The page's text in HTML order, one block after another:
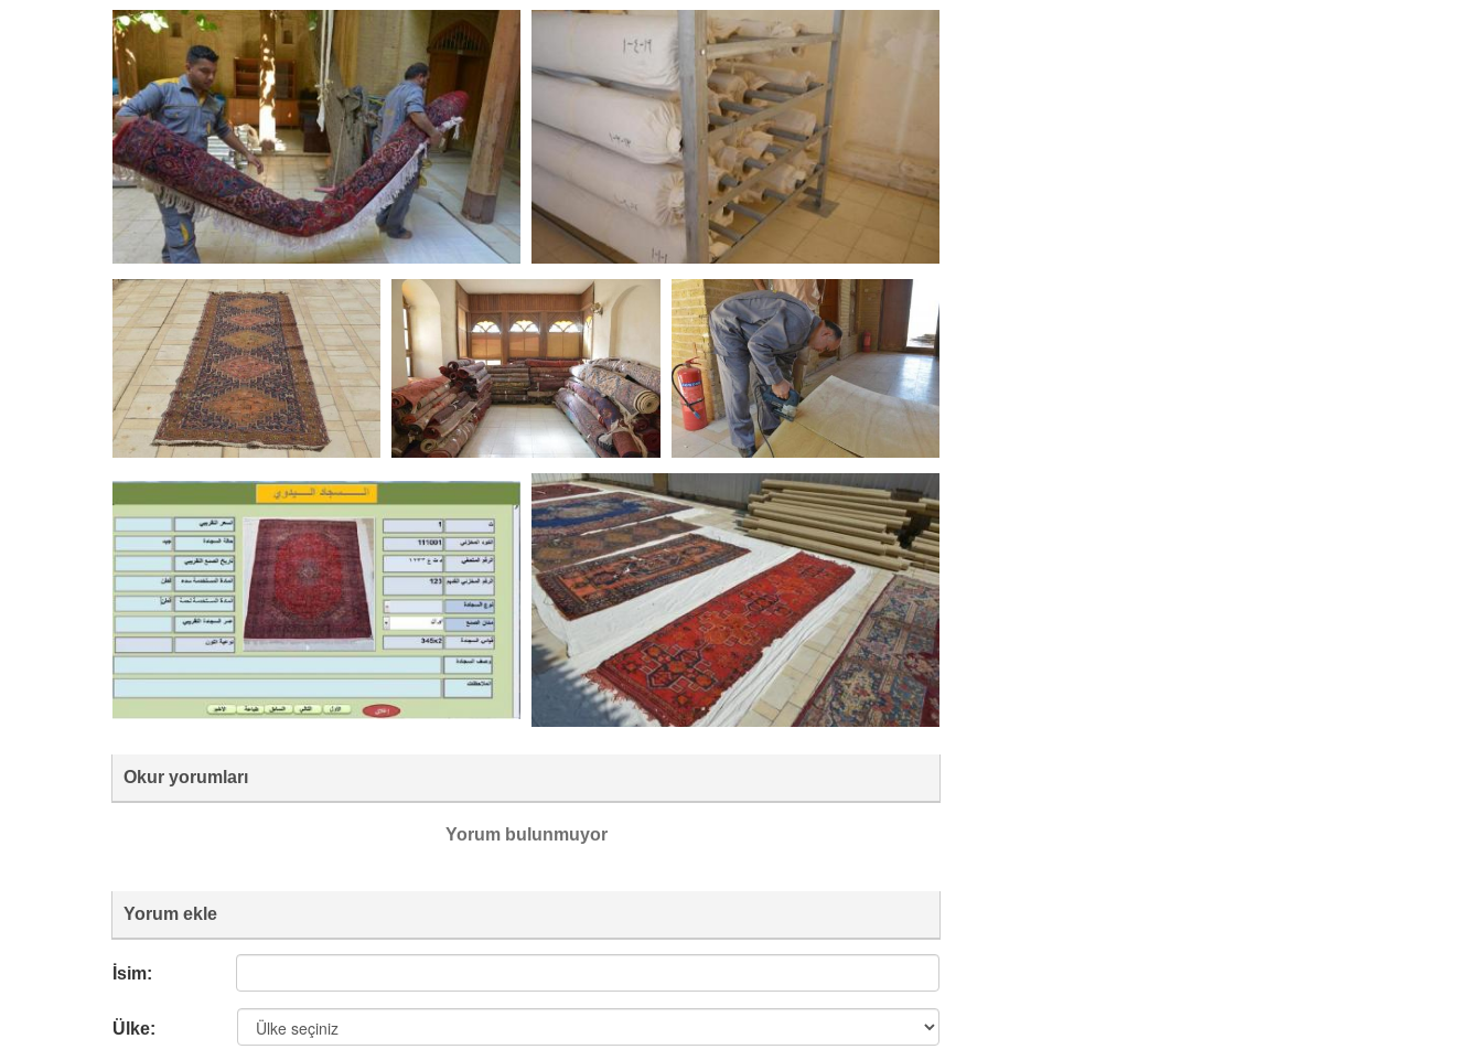
Okur yorumları
Yorum bulunmuyor
Yorum ekle
İsim:
Ülke: